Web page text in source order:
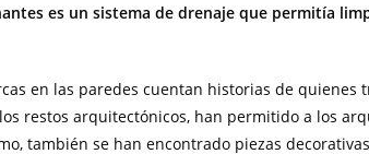
es un sistema de drenaje que permitía
en las paredes cuentan historias de quienes
restos arquitectónicos, han permitido a los
también se han encontrado piezas